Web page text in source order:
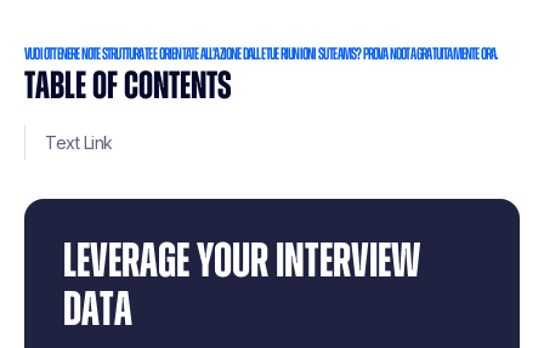
TABLE OF CONTENTS
Text Link
LEVERAGE YOUR INTERVIEW
DATA
Vuoi ottenere note strutturate e orientate all'azione dalle tue riunioni su Teams? Prova Noota gratuitamente ora.